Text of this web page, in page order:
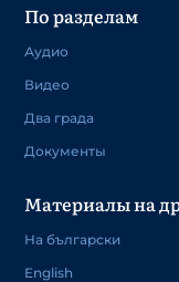
По разделам
Аудио
Видео
Два града
Документы
Материалы на
На български
English